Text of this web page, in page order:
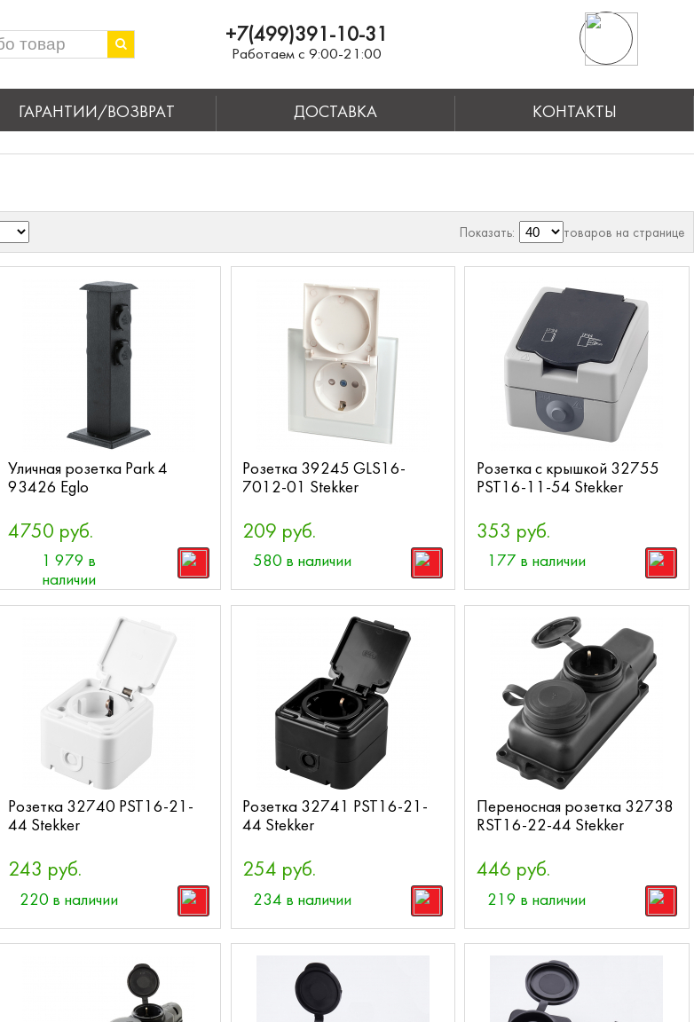
+7(499)391-10-31
Работаем с 9:00-21:00
ГАРАНТИИ/ВОЗВРАТ ДОСТАВКА КОНТАКТЫ
Показать: товаров на странице
Уличная розетка Park 4
93426 Eglo
4750 руб.
1 979 в
наличии
Розетка 39245 GLS16-
7012-01 Stekker
209 руб.
580 в наличии
Розетка с крышкой 32755
PST16-11-54 Stekker
353 руб.
177 в наличии
Розетка 32740 PST16-21-
44 Stekker
243 руб.
220 в наличии
Розетка 32741 PST16-21-
44 Stekker
254 руб.
234 в наличии
Переносная розетка 32738
RST16-22-44 Stekker
446 руб.
219 в наличии